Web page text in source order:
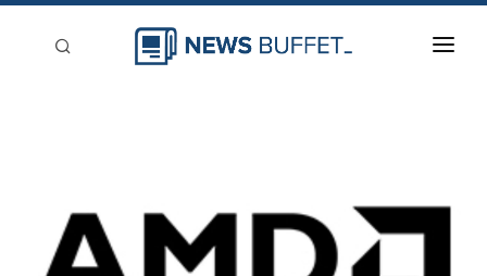
刊登